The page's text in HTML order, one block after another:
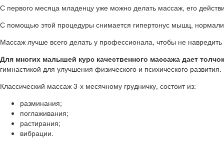
С первого месяца младенцу уже можно делать массаж, его
С помощью этой процедуры снимается гипертонус мышц,
Массаж лучше всего делать у профессионала, чтобы не навредить
Для многих малышей курс качественного массажа дает
гимнастикой для улучшения физического и психического развития.
Классический массаж 3-х месячному грудничку, состоит из:
разминания;
поглаживания;
растирания;
вибрации.